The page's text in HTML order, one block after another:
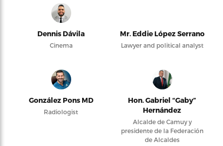
Dennis Dávila
Cinema
Mr. Eddie López Serrano
Lawyer and political analyst
González Pons MD
Radiologist
Hon. Gabriel “Gaby”
Hernández
Alcalde de Camuy y
presidente de la Federación
de Alcaldes